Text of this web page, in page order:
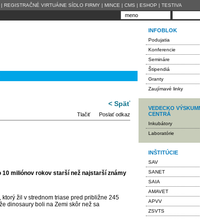
| REGISTRAČNÉ VIRTUÁlNE SÍDLO FIRMY | MINCE | CMS | ESHOP | TESTIVA
< Späť
Tlačiť Poslať odkaz
miliónov rokov starší než najstarší známy
žil v strednom triase pred približne 245
dinosaury boli na Zemi skôr než sa
INFOBLOK
Podujatia
Konferencie
Semináre
Štipendiá
Granty
Zaujímavé linky
VEDECKO
CENTRÁ
Inkubátory
Laboratórie
INŠTITÚCIE
SAV
SANET
SAIA
AMAVET
APVV
ZSVTS